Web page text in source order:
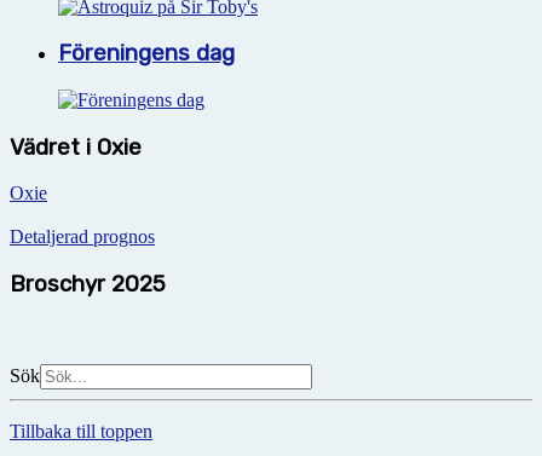
Föreningens dag
Vädret i Oxie
Oxie
Detaljerad prognos
Broschyr 2025
Sök
Tillbaka till toppen